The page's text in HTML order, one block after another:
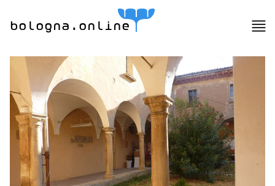
bologna.online